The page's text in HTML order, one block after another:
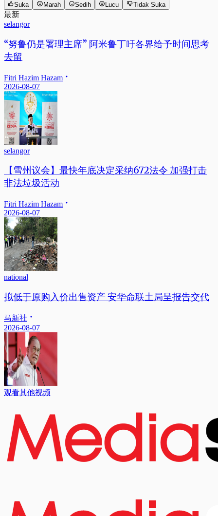
Suka Marah Sedih Lucu Tidak Suka
最新
selangor
“努鲁仍是署理主席” 阿米鲁丁吁各界给予时间思考
去留
Fitri Hazim Hazam
2026-08-07
selangor
【雪州议会】最快年底决定采纳672法令 加强打击
非法垃圾活动
Fitri Hazim Hazam
2026-08-07
national
拟低于原购入价出售资产 安华命联土局呈报告交代
马新社
2026-08-07
观看其他视频